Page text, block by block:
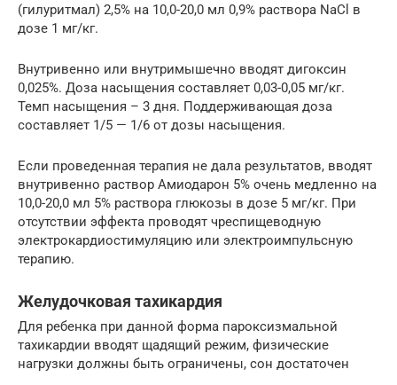
(гилуритмал) 2,5% на 10,0-20,0 мл 0,9% раствора NaCl в
дозе 1 мг/кг.
Внутривенно или внутримышечно вводят дигоксин
0,025%. Доза насыщения составляет 0,03-0,05 мг/кг.
Темп насыщения – 3 дня. Поддерживающая доза
составляет 1/5 — 1/6 от дозы насыщения.
Если проведенная терапия не дала результатов, вводят
внутривенно раствор Амиодарон 5% очень медленно на
10,0-20,0 мл 5% раствора глюкозы в дозе 5 мг/кг. При
отсутствии эффекта проводят чреспищеводную
электрокардиостимуляцию или электроимпульсную
терапию.
Желудочковая тахикардия
Для ребенка при данной форма пароксизмальной
тахикардии вводят щадящий режим, физические
нагрузки должны быть ограничены, сон достаточен